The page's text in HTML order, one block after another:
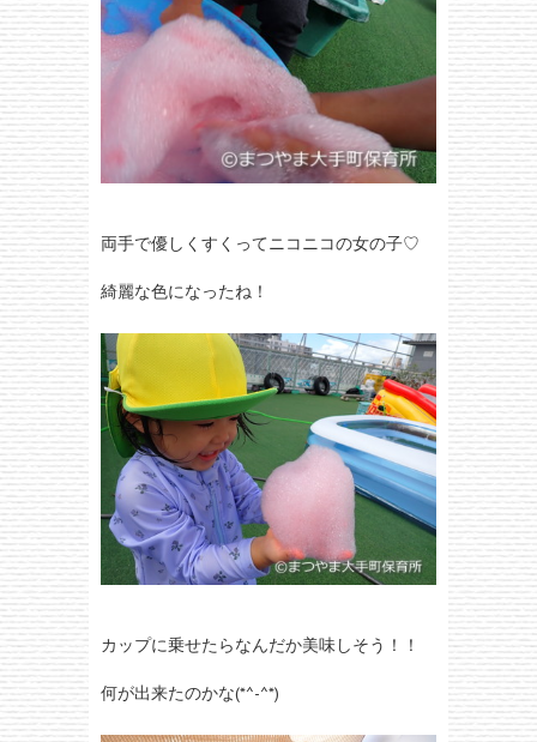
両手で優しくすくってニコニコの女の子♡
綺麗な色になったね！
カップに乗せたらなんだか美味しそう！！
何が出来たのかな(*^-^*)